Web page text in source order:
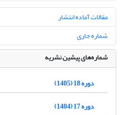
مقالات آماده انتشار
شماره جاری
شماره‌های پیشین نشریه
دوره 18 (1405)
دوره 17 (1404)